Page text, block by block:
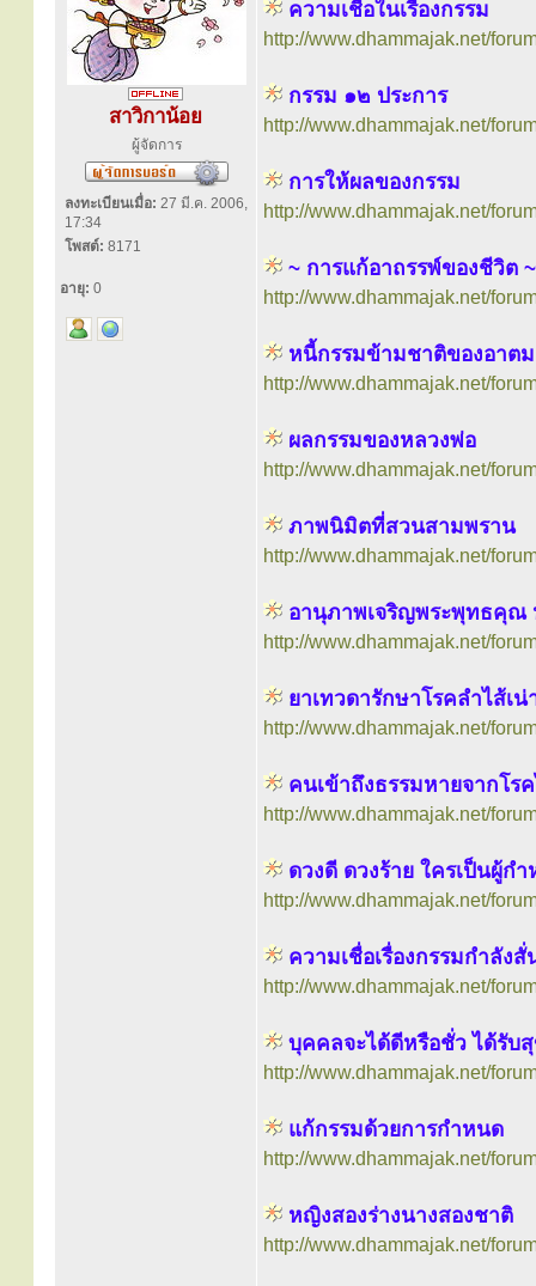
สาวิกาน้อย
ผู้จัดการ
ลงทะเบียนเมื่อ: 27 มี.ค. 2006,
17:34
โพสต์: 8171
อายุ: 0
ความเชื่อในเรื่องกรรม
http://www.dhammajak.net/
กรรม ๑๒ ประการ
http://www.dhammajak.net/
การให้ผลของกรรม
http://www.dhammajak.net/
~ การแก้อาถรรพ์ของชีวิต ~
http://www.dhammajak.net/
หนี้กรรมข้ามชาติของอาต
http://www.dhammajak.net/
ผลกรรมของหลวงพ่อ
http://www.dhammajak.net/
ภาพนิมิตที่สวนสามพราน
http://www.dhammajak.net/
อานุภาพเจริญพระพุทธคุณ
http://www.dhammajak.net/
ยาเทวดารักษาโรคลำไส้เน่
http://www.dhammajak.net/
คนเข้าถึงธรรมหายจากโร
http://www.dhammajak.net/
ดวงดี ดวงร้าย ใครเป็นผู้ก
http://www.dhammajak.net/
ความเชื่อเรื่องกรรมกำลัง
http://www.dhammajak.net/
บุคคลจะได้ดีหรือชั่ว ได้รับ
http://www.dhammajak.net/
แก้กรรมด้วยการกำหนด
http://www.dhammajak.net/
หญิงสองร่างนางสองชาติ
http://www.dhammajak.net/